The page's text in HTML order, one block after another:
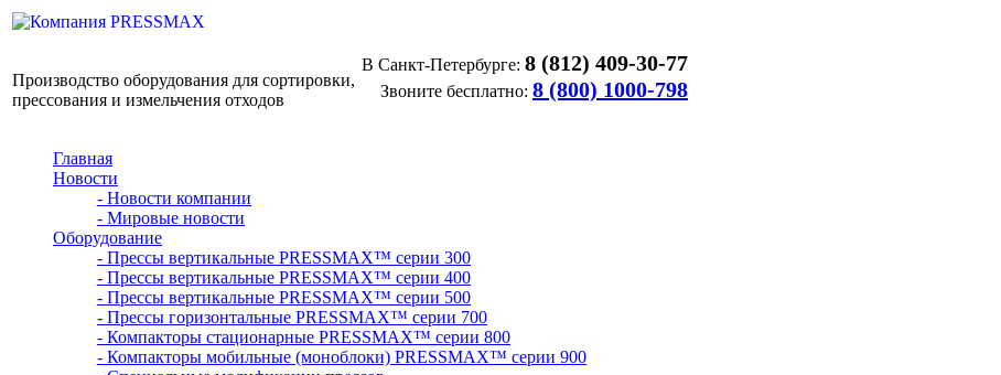
Производство оборудования для сортировки,
прессования и измельчения отходов
В Санкт-Петербурге: 8 (812) 409-30-77
Звоните бесплатно: 8 (800) 1000-798
Главная
Новости
- Новости компании
- Мировые новости
Оборудование
- Прессы вертикальные PRESSMAX™ серии 300
- Прессы вертикальные PRESSMAX™ серии 400
- Прессы вертикальные PRESSMAX™ серии 500
- Прессы горизонтальные PRESSMAX™ серии 700
- Компакторы стационарные PRESSMAX™ серии 800
- Компакторы мобильные (моноблоки) PRESSMAX™ серии 900